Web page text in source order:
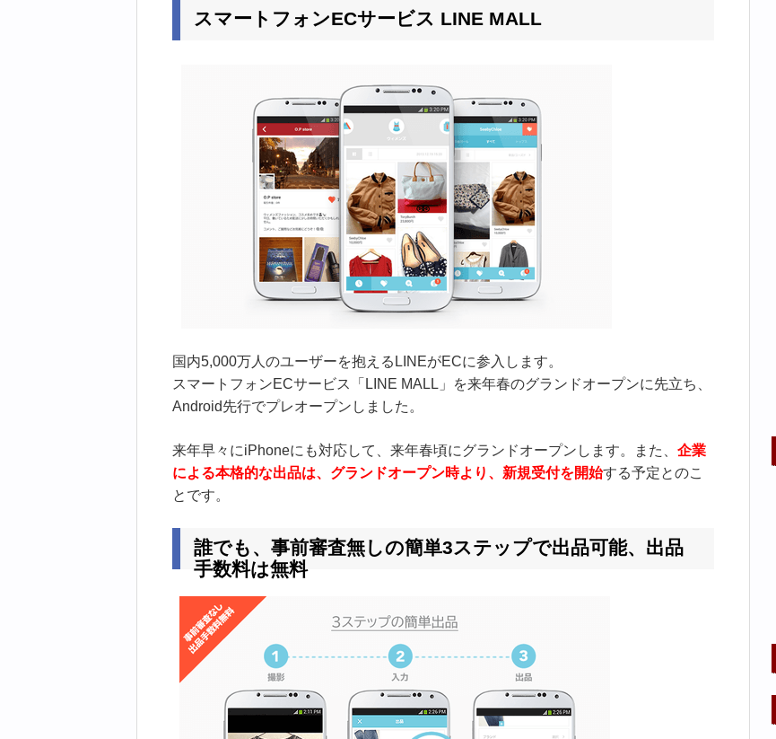
スマートフォンECサービス LINE MALL
国内5,000万人のユーザーを抱えるLINEがECに参入します。
スマートフォンECサービス「LINE MALL」を来年春のグランドオープンに先立ち、
Android先行でプレオープンしました。
来年早々にiPhoneにも対応して、来年春頃にグランドオープンします。また、 企業
による本格的な出品は、グランドオープン時より、新規受付を開始する予定とのこ
とです。
誰でも、事前審査無しの簡単3ステップで出品可能、出品
手数料は無料